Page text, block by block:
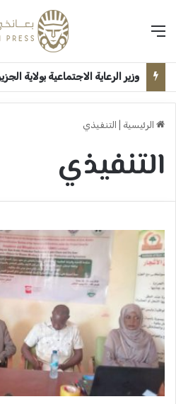
الرئيسية التنفيذي
التنفيذي